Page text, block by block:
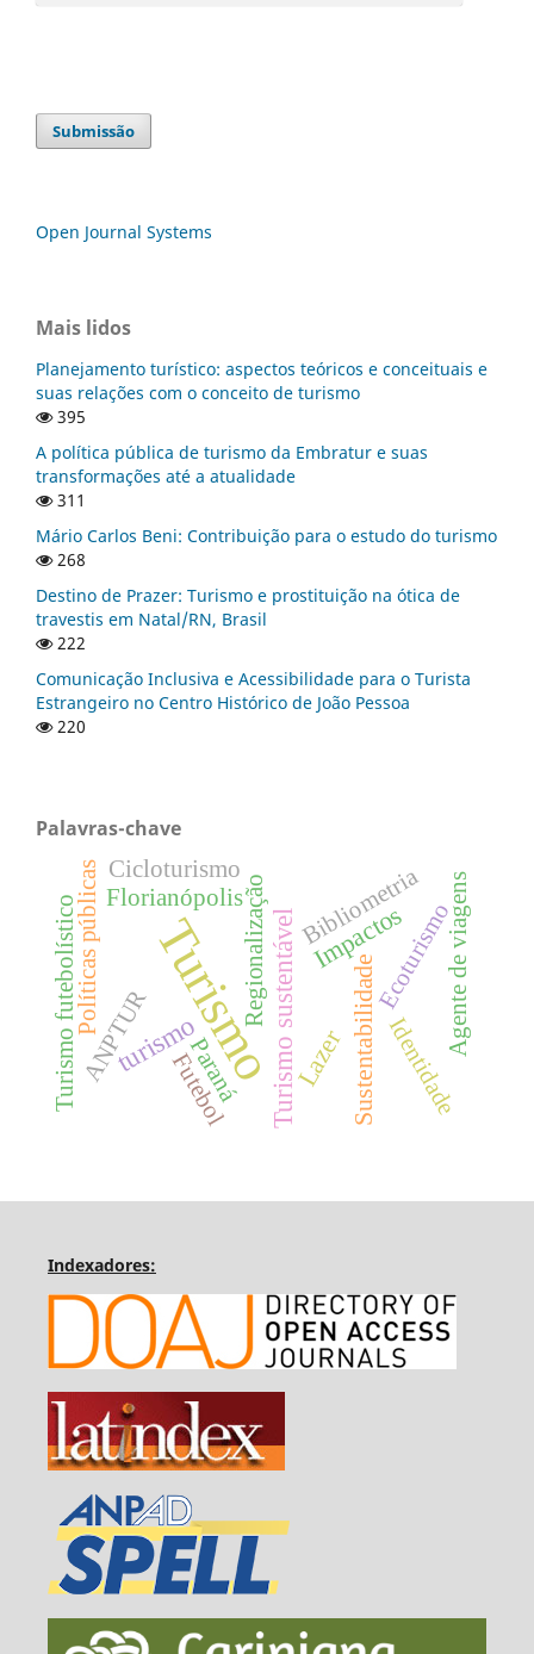
Submissão
Open Journal Systems
Mais lidos
Planejamento turístico: aspectos teóricos e conceituais e
suas relações com o conceito de turismo
395
A política pública de turismo da Embratur e suas
transformações até a atualidade
311
Mário Carlos Beni: Contribuição para o estudo do turismo
268
Destino de Prazer: Turismo e prostituição na ótica de
travestis em Natal/RN, Brasil
222
Comunicação Inclusiva e Acessibilidade para o Turista
Estrangeiro no Centro Histórico de João Pessoa
220
Palavras-chave
Turismo
Turismo sustentável
turismo
Impactos
LazerSustentabilidadeEcoturismo
Florianópolis
Políticas públicas Regionalização
Paraná
Bibliometria
Identidade
Turismo futebolístico Futebol
ANPTUR Agente de viagens
Cicloturismo
Indexadores: